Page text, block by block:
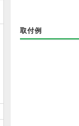
取付例